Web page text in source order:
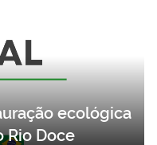
ecológica
Rio Doce